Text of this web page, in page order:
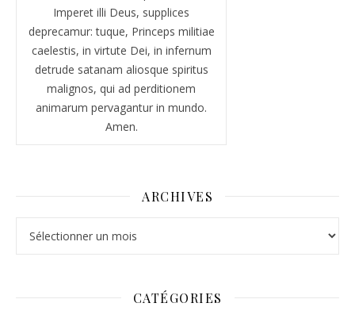
Imperet illi Deus, supplices
deprecamur: tuque, Princeps militiae
caelestis, in virtute Dei, in infernum
detrude satanam aliosque spiritus
malignos, qui ad perditionem
animarum pervagantur in mundo.
Amen.
ARCHIVES
CATÉGORIES